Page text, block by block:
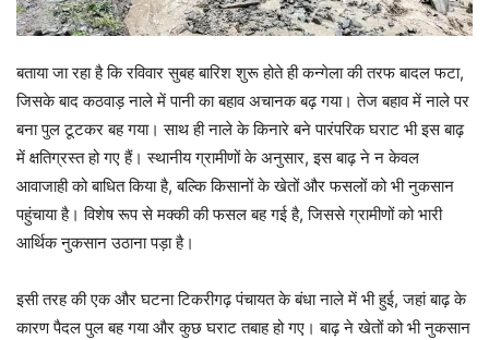
बताया जा रहा है कि रविवार सुबह बारिश शुरू होते ही कन्गेला की तरफ बादल फटा,
जिसके बाद कठवाड़ नाले में पानी का बहाव अचानक बढ़ गया। तेज बहाव में नाले पर
बना पुल टूटकर बह गया। साथ ही नाले के किनारे बने पारंपरिक घराट भी इस बाढ़
में क्षतिग्रस्त हो गए हैं। स्थानीय ग्रामीणों के अनुसार, इस बाढ़ ने न केवल
आवाजाही को बाधित किया है, बल्कि किसानों के खेतों और फसलों को भी नुकसान
पहुंचाया है। विशेष रूप से मक्की की फसल बह गई है, जिससे ग्रामीणों को भारी
आर्थिक नुकसान उठाना पड़ा है।
इसी तरह की एक और घटना टिकरीगढ़ पंचायत के बंधा नाले में भी हुई, जहां बाढ़ के
कारण पैदल पुल बह गया और कुछ घराट तबाह हो गए। बाढ़ ने खेतों को भी नुकसान